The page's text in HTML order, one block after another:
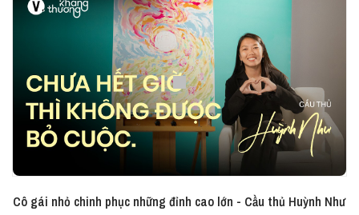
Cô gái nhỏ chinh phục những đỉnh cao lớn - Cầu thủ Huỳnh Như